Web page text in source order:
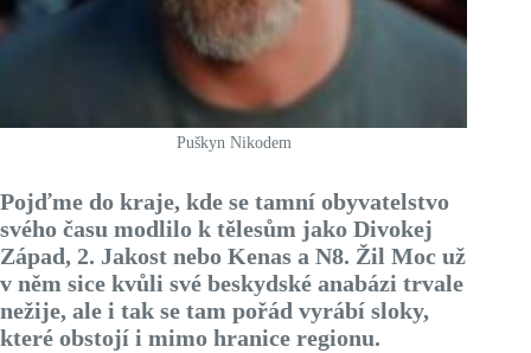
Puškyn Nikodem
Pojďme do kraje, kde se tamní obyvatelstvo
svého času modlilo k tělesům jako Divokej
Západ, 2. Jakost nebo Kenas a N8. Žil Moc už
v něm sice kvůli své beskydské anabázi trvale
nežije, ale i tak se tam pořád vyrábí sloky,
které obstojí i mimo hranice regionu.